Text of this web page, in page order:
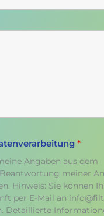
*
Angaben aus dem
meiner
Hinweis: Sie können
per E-Mail an
Detaillierte